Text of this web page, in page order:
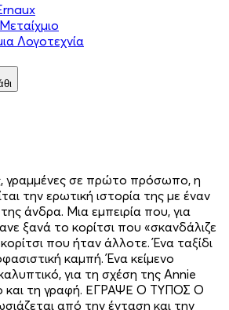
Λογοτεχνία
γραμμένες σε πρώτο πρόσωπο, η
την ερωτική ιστορία της με έναν
άνδρα. Μια εμπειρία που, για
ξανά το κορίτσι που «σκανδάλιζε
που ήταν άλλοτε. Ένα ταξίδι
καμπή. Ένα κείμενο
για τη σχέση της Annie
και τη γραφή. ΕΓΡΑΨΕ Ο ΤΥΠΟΣ Ο
από την ένταση και την